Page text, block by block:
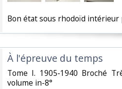
‎Bon état sous rhodoïd
‎À l'épreuve du temps‎
‎Tome I. 1905-1940 Broché
volume in-8°‎